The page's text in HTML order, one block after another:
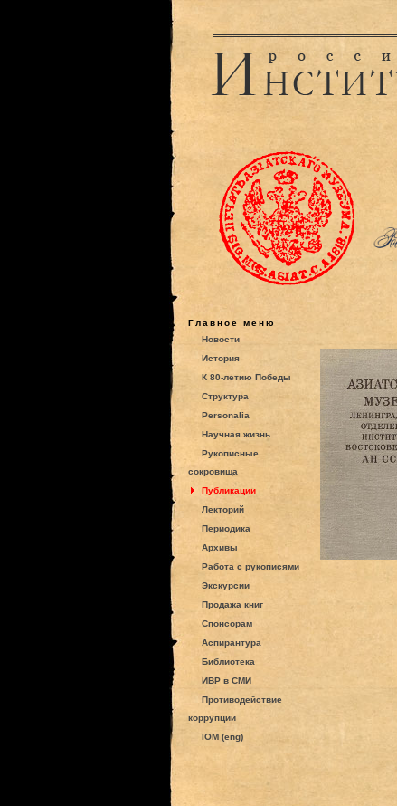
Главное меню
Новости
История
К 80-летию Победы
Структура
Personalia
Научная жизнь
Рукописные
сокровища
Публикации
Лекторий
Периодика
Архивы
Работа с рукописями
Экскурсии
Продажа книг
Спонсорам
Аспирантура
Библиотека
ИВР в СМИ
Противодействие
коррупции
IOM (eng)